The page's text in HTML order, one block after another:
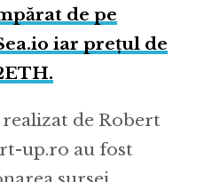
de pe
iar prețul de
de Robert
up.ro au fost